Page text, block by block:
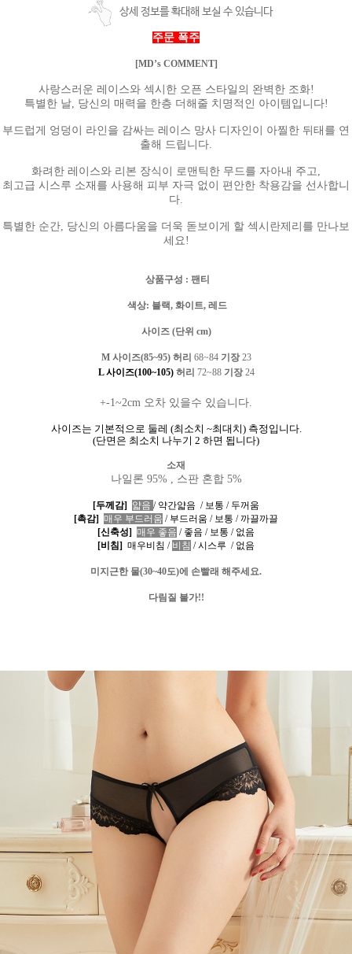
상세 정보를 확대해 보실 수 있습니다
주문 폭주
[MD’s COMMENT]
사랑스러운 레이스와 섹시한 오픈 스타일의 완벽한 조화!
특별한 날, 당신의 매력을 한층 더해줄 치명적인 아이템입니다!
부드럽게 엉덩이 라인을 감싸는 레이스 망사 디자인이 아찔한 뒤태를 연
출해 드립니다.
화려한 레이스와 리본 장식이 로맨틱한 무드를 자아내 주고,
최고급 시스루 소재를 사용해 피부 자극 없이 편안한 착용감을 선사합니
다.
특별한 순간, 당신의 아름다움을 더욱 돋보이게 할 섹시란제리를 만나보
세요!
상품구성 : 팬티
색상: 블랙, 화이트, 레드
사이즈 (단위 cm)
M 사이즈(85~95) 허리 68~84 기장23
L 사이즈(100~105) 허리 72~88기장24
+-1~2cm 오차 있을수 있습니다.
사이즈는 기본적으로 둘레 (최소치 ~최대치) 측정입니다.
(단면은 최소치 나누기 2 하면 됩니다)
소재
나일론 95% , 스판 혼합 5%
[두께감] 얇음 / 약간얇음 / 보통 / 두꺼움
[촉감] 매우 부드러움 / 부드러움 / 보통 /까끌까끌
[신축성] 매우 좋음 / 좋음 / 보통 / 없음
[비침] 매우비침 / 비침 /시스루 / 없음
미지근한 물(30~40도)에 손빨래 해주세요.
다림질 불가!!